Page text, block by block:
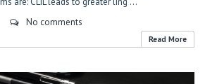
No comments
Read More